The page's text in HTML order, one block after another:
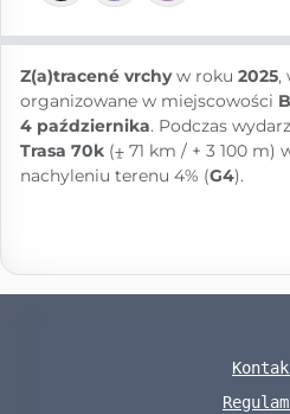
Z(a)tracené vrchyw roku 2025,
organizowane w miejscowości
4 października. Podczas
Trasa 70k (⨦ 71 km / + 3 100 m)
nachyleniu terenu 4% (G4).